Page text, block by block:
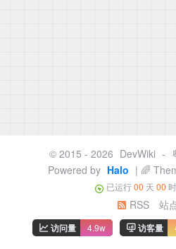
© 2015 - 2026 DevWiki -
Powered by Halo | 🌈
已运行00 天 00 时
RSS 站
访问量 4.9w 访客量